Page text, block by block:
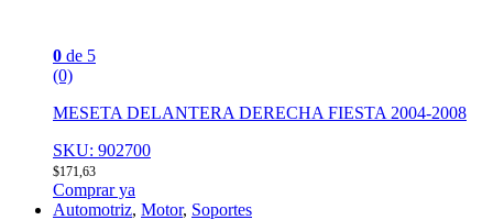
0 de 5
(0)
MESETA DELANTERA DERECHA FIESTA 2004-2008
SKU: 902700
$171,63
Comprar ya
Automotriz, Motor, Soportes